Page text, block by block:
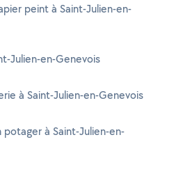
peint à Saint-Julien-en-
Julien-en-Genevois
à Saint-Julien-en-Genevois
à Saint-Julien-en-